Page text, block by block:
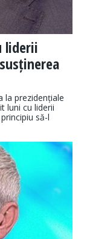
liderii
la prezidențiale
luni cu liderii
să-l